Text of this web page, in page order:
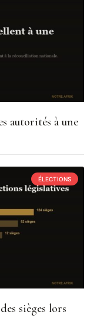
autorités à une
ÉLECTIONS
sièges lors